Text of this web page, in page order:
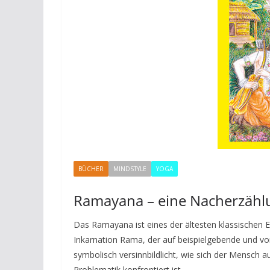
BÜCHER MINDSTYLE YOGA
Ramayana – eine
Das Ramayana ist eines der ältesten klassischen
Inkarnation Rama, der auf beispielgebende und
symbolisch versinnbildlicht, wie sich der Mensch